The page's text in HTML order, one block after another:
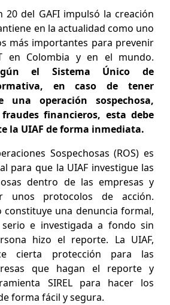
20 del GAFI impulsó la creación
en la actualidad como uno
más importantes para prevenir
en Colombia y en el mundo.
el Sistema Único de
en caso de tener
una operación sospechosa,
financieros, esta debe
la UIAF de forma inmediata.
Sospechosas (ROS) es
para que la UIAF investigue las
dentro de las empresas y
unos protocolos de acción.
constituye una denuncia formal,
e investigada a fondo sin
hizo el reporte. La UIAF,
cierta protección para las
que hagan el reporte y
SIREL para hacer los
forma fácil y segura.